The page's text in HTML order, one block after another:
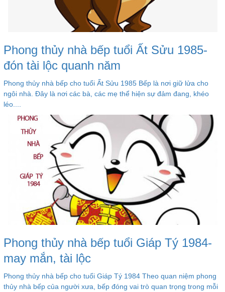
Phong thủy nhà bếp tuổi Ất Sửu 1985-
đón tài lộc quanh năm
Phong thủy nhà bếp cho tuổi Ất Sửu 1985 Bếp là nơi giữ lửa cho
ngôi nhà. Đây là nơi các bà, các mẹ thể hiện sự đảm đang, khéo
léo....
Phong thủy nhà bếp tuổi Giáp Tý 1984-
may mắn, tài lộc
Phong thủy nhà bếp cho tuổi Giáp Tý 1984 Theo quan niệm phong
thủy nhà bếp của người xưa, bếp đóng vai trò quan trọng trong mỗi